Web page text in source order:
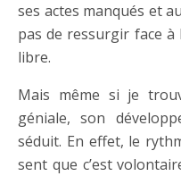
ses actes manqués et
pas de ressurgir face à
libre.
Mais même si je
géniale, son
séduit. En effet, le
sent que c’est